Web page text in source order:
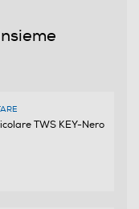
TWS KEY-Nero